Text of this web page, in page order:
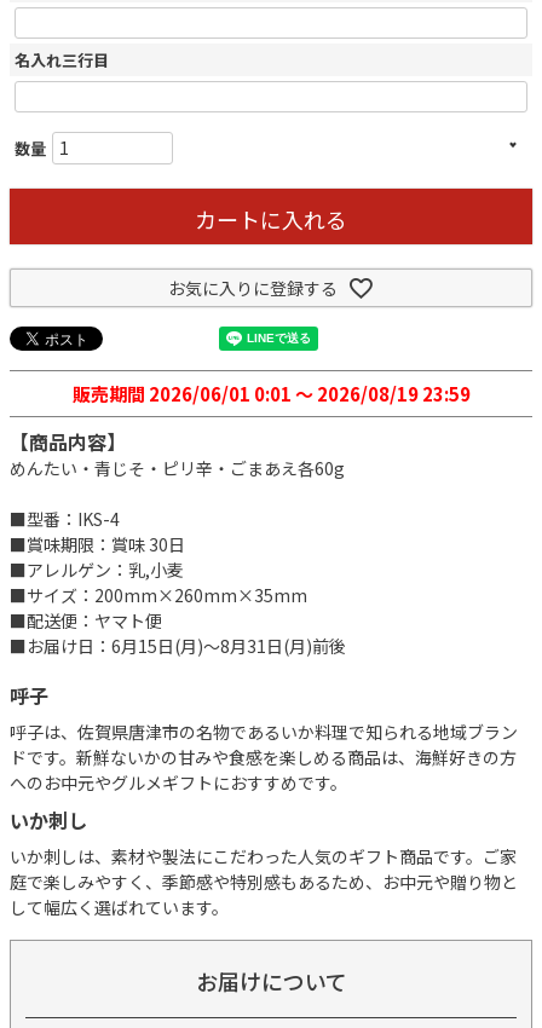
名入れ三行目
カートに入れる
お気に入りに登録する
販売期間 2026/06/01 0:01〜 2026/08/19 23:59
【商品内容】
めんたい・青じそ・ピリ辛・ごまあえ各60g
■型番：IKS-4
■賞味期限：賞味 30日
■アレルゲン：乳,小麦
■サイズ：200mm×260mm×35mm
■配送便：ヤマト便
■お届け日：6月15日(月)～8月31日(月)前後
呼子
呼子は、佐賀県唐津市の名物であるいか料理で知られる地域ブラン
ドです。新鮮ないかの甘みや食感を楽しめる商品は、海鮮好きの方
へのお中元やグルメギフトにおすすめです。
いか刺し
いか刺しは、素材や製法にこだわった人気のギフト商品です。ご家
庭で楽しみやすく、季節感や特別感もあるため、お中元や贈り物と
して幅広く選ばれています。
お届けについて